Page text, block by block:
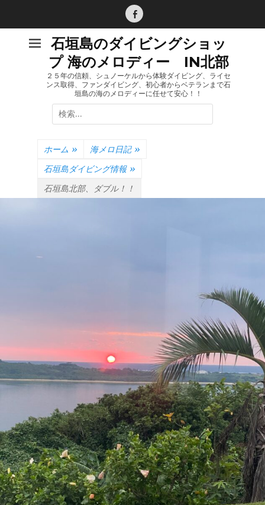
Facebook
石垣島のダイビングショッ
プ 海のメロディー IN北部
２５年の信頼、シュノーケルから体験ダイビング、ライセ
ンス取得、ファンダイビング、初心者からベテランまで石
垣島の海のメロディーに任せて安心！！
検
索:
ホーム » 海メロ日記 »
石垣島ダイビング情報 »
石垣島北部、ダブル！！